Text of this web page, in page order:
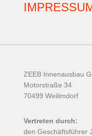
ZEEB Innenausbau
Motorstraße 34
70499 Weilimdorf
Vertreten durch:
den Geschäftsführer